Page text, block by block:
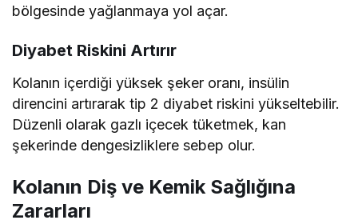
bölgesinde yağlanmaya yol açar.
Diyabet Riskini Artırır
Kolanın içerdiği yüksek şeker oranı, insülin
direncini artırarak tip 2 diyabet riskini yükseltebilir.
Düzenli olarak gazlı içecek tüketmek, kan
şekerinde dengesizliklere sebep olur.
Kolanın Diş ve Kemik Sağlığına
Zararları